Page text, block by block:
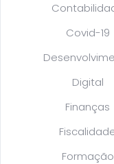
Covid-19
Digital
Finanças
Formação